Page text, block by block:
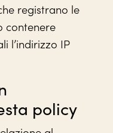
registrano le
contenere
l’indirizzo IP
policy